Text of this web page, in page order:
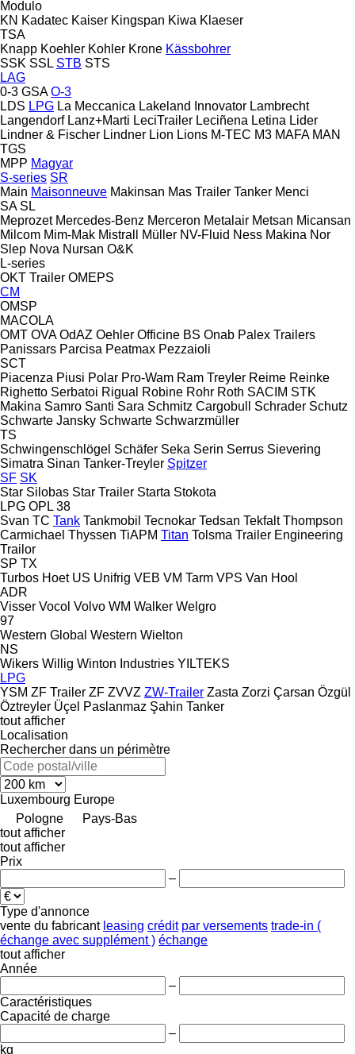
Modulo
KN Kadatec Kaiser Kingspan Kiwa Klaeser
TSA
Knapp Koehler Kohler Krone Kässbohrer
SSK SSL STB STS
LAG
0-3 GSA O-3
LDS LPG La Meccanica Lakeland Innovator Lambrecht
Langendorf Lanz+Marti LeciTrailer Leciñena Letina Lider
Lindner & Fischer Lindner Lion Lions M-TEC M3 MAFA MAN
TGS
MPP Magyar
S-series SR
Main Maisonneuve Makinsan Mas Trailer Tanker Menci
SA SL
Meprozet Mercedes-Benz Merceron Metalair Metsan Micansan
Milcom Mim-Mak Mistrall Müller NV-Fluid Ness Makina Nor
Slep Nova Nursan O&K
L-series
OKT Trailer OMEPS
CM
OMSP
MACOLA
OMT OVA OdAZ Oehler Officine BS Onab Palex Trailers
Panissars Parcisa Peatmax Pezzaioli
SCT
Piacenza Piusi Polar Pro-Wam Ram Treyler Reime Reinke
Righetto Serbatoi Rigual Robine Rohr Roth SACIM STK
Makina Samro Santi Sara Schmitz Cargobull Schrader Schutz
Schwarte Jansky Schwarte Schwarzmüller
TS
Schwingenschlögel Schäfer Seka Serin Serrus Sievering
Simatra Sinan Tanker-Treyler Spitzer
SF SK
Star Silobas Star Trailer Starta Stokota
LPG OPL 38
Svan TC Tank Tankmobil Tecnokar Tedsan Tekfalt Thompson
Carmichael Thyssen TiAPM Titan Tolsma Trailer Engineering
Trailor
SP TX
Turbos Hoet US Unifrig VEB VM Tarm VPS Van Hool
ADR
Visser Vocol Volvo WM Walker Welgro
97
Western Global Western Wielton
NS
Wikers Willig Winton Industries YILTEKS
LPG
YSM ZF Trailer ZF ZVVZ ZW-Trailer Zasta Zorzi Çarsan Özgül
Öztreyler Üçel Paslanmaz Şahin Tanker
tout afficher
Localisation
Rechercher dans un périmètre
Luxembourg Europe
Pologne
Pays-Bas
tout afficher
tout afficher
Prix
–
Type d'annonce
vente du fabricant leasing crédit par versements trade-in (
échange avec supplément ) échange
tout afficher
Année
–
Caractéristiques
Capacité de charge
–
kg